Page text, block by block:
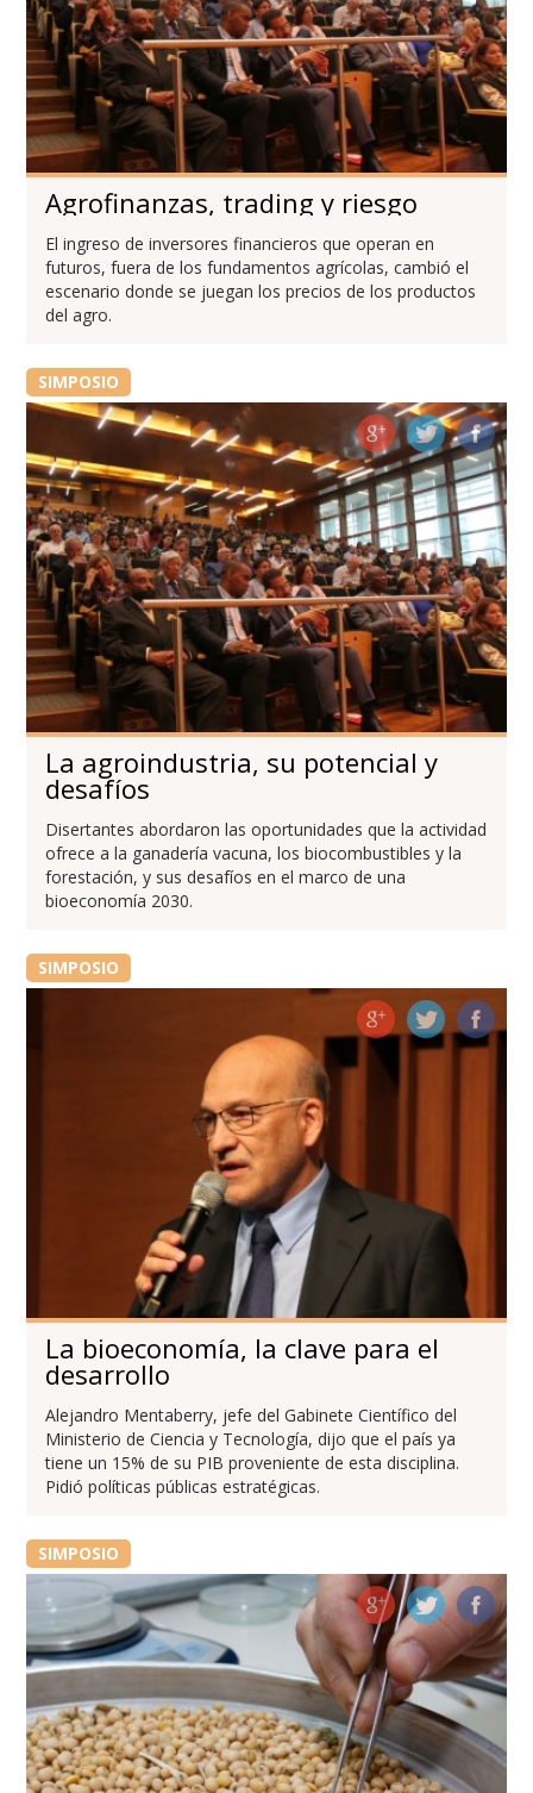
Agrofinanzas, trading y riesgo
El ingreso de inversores financieros que operan en
futuros, fuera de los fundamentos agrícolas, cambió el
escenario donde se juegan los precios de los productos
del agro.
SIMPOSIO
La agroindustria, su potencial y
desafíos
Disertantes abordaron las oportunidades que la actividad
ofrece a la ganadería vacuna, los biocombustibles y la
forestación, y sus desafíos en el marco de una
bioeconomía 2030.
SIMPOSIO
La bioeconomía, la clave para el
desarrollo
Alejandro Mentaberry, jefe del Gabinete Científico del
Ministerio de Ciencia y Tecnología, dijo que el país ya
tiene un 15% de su PIB proveniente de esta disciplina.
Pidió políticas públicas estratégicas.
SIMPOSIO